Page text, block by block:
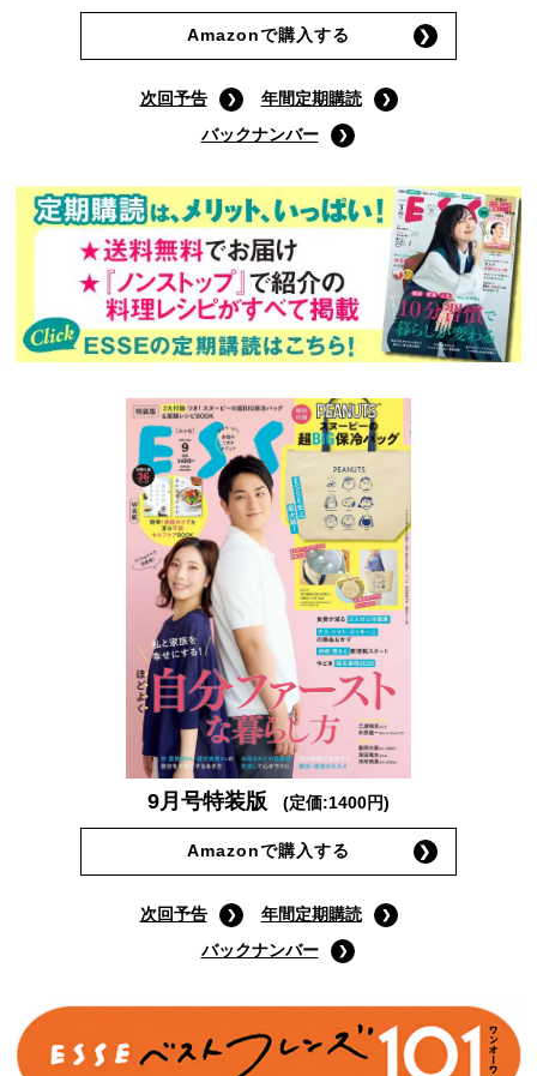
Amazonで購入する
次回予告
年間定期購読
バックナンバー
9月号特装版 (定価:1400円)
Amazonで購入する
次回予告
年間定期購読
バックナンバー